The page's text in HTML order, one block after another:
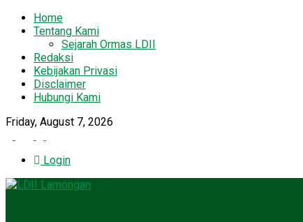
Home
Tentang Kami
Sejarah Ormas LDII
Redaksi
Kebijakan Privasi
Disclaimer
Hubungi Kami
Friday, August 7, 2026
Login